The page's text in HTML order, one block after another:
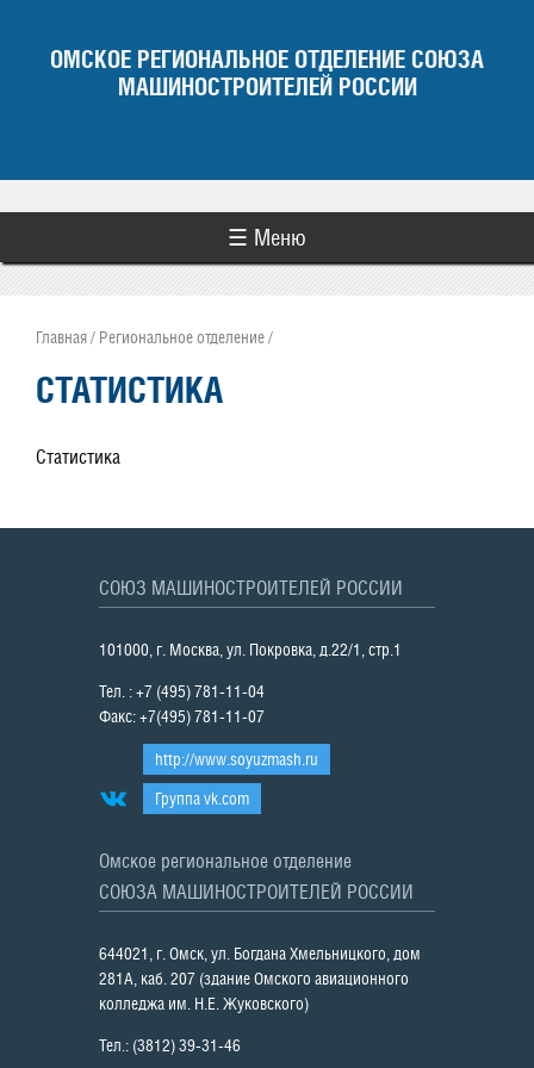
ОМСКОЕ РЕГИОНАЛЬНОЕ ОТДЕЛЕНИЕ СОЮЗА
МАШИНОСТРОИТЕЛЕЙ РОССИИ
☰ Меню
Главная/ Региональное отделение/
СТАТИСТИКА
Статистика
СОЮЗ МАШИНОСТРОИТЕЛЕЙ РОССИИ
101000, г. Москва, ул. Покровка, д.22/1, стр.1
Тел. : +7 (495) 781-11-04
Факс: +7(495) 781-11-07
http://www.soyuzmash.ru
Группа vk.com
Омское региональное отделение
СОЮЗА МАШИНОСТРОИТЕЛЕЙ РОССИИ
644021, г. Омск, ул. Богдана Хмельницкого, дом
281А, каб. 207 (здание Омского авиационного
колледжа им. Н.Е. Жуковского)
Тел.: (3812) 39-31-46